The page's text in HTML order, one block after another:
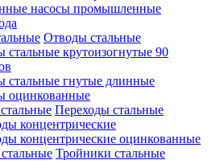
насосы промышленные
Отводы стальные
стальные крутоизогнутые 90
стальные гнутые длинные
оцинкованные
Переходы стальные
концентрические
концентрические оцинкованные
Тройники стальные